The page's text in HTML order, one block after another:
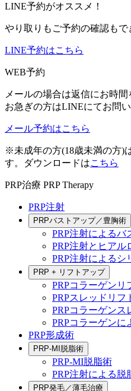
LINE予約がオススメ！
やり取りもご予約の確認もで
LINE予約はこちら
WEB予約
メールの場合は返信にお時
お急ぎの方はLINEにてお問
メール予約はこちら
※未成年の方(18歳未満の方)
す。ダウンロードはこちら
PRP治療 PRP Therapy
PRP注射
PRPバストアップ／豊胸術
PRP注射によるバ
PRP注射とヒアル
PRP注射によるシ
PRP + リフトアップ
PRPコラーゲンリ
PRPスレッドリフ
PRPコラーゲンス
PRPコラーゲンに
PRP形成術
PRP-MI脱脂術
PRP-MI脱脂術
PRP注射による脱
PRP発毛／薄毛治療